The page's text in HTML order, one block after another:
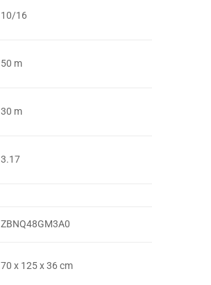
10/16
50 m
30 m
3.17
ZBNQ48GM3A0
70 x 125 x 36 cm